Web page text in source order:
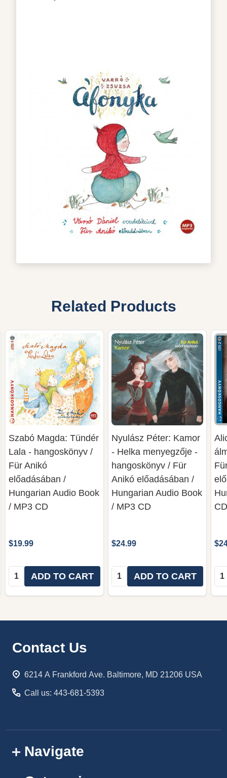
Related Products
Szabó Magda: Tündér
Lala - hangoskönyv /
Für Anikó
előadásában /
Hungarian Audio Book
/ MP3 CD
$19.99
Quantity:ADD TO CART
Nyulász Péter: Kamor
- Helka menyegzője -
hangoskönyv / Für
Anikó előadásában /
Hungarian Audio Book
/ MP3 CD
$24.99
Quantity:ADD TO CART
CD
Footer
Contact Us
6214 A Frankford Ave. Baltimore, MD 21206 USA
Call us: 443-681-5393
Navigate